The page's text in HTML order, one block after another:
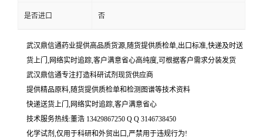
是否进口 否
武汉鼎信通药业提供高品质货源,随货提供质检单,出口标准,快递及时送
货上门,网络实时追踪,客户满意省心高纯度,可根据客户需求分装发货
武汉鼎信通专注打造科研试剂现货供应商
提供精品原料,随货提供质检单和检测图谱等技术资料
快递送货上门,网络实时追踪,客户满意省心
技术服务热线:董浩 13429867250 Q Q 3146738450
化学试剂,仅用于科研和外贸出口,严禁用于违规行为!